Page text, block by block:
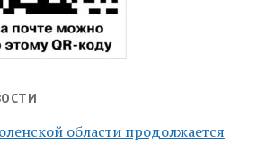
области продолжается